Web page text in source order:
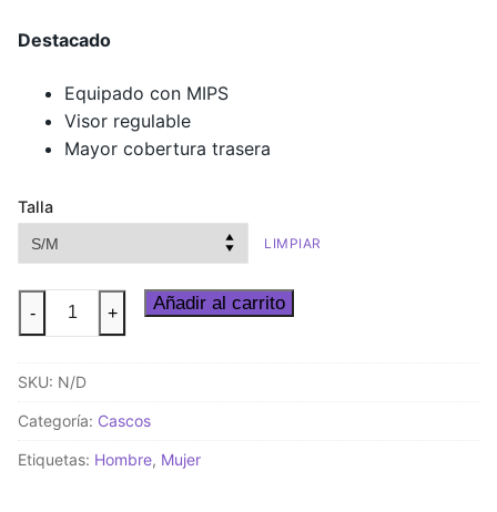
Destacado
Equipado con MIPS
Visor regulable
Mayor cobertura trasera
Talla
LIMPIAR
Casco
Intent
Adulto
Gris
- + Añadir al carrito
SKU: N/D
Categoría: Cascos
Etiquetas: Hombre, Mujer